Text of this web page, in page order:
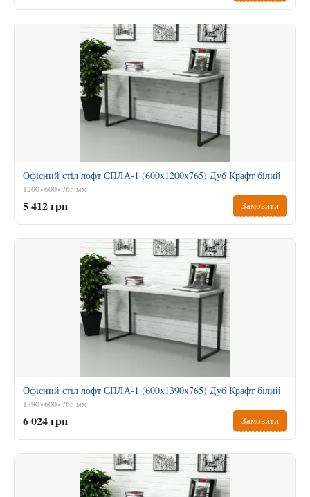
Офісний стіл лофт СПЛА-1 (600x1200x765) Дуб Крафт білий
1200×600×765 мм
5 412 грн Замовити
Офісний стіл лофт СПЛА-1 (600x1390x765) Дуб Крафт білий
1390×600×765 мм
6 024 грн Замовити